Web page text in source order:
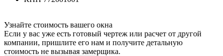
Узнайте стоимость вашего окна
Если у вас уже есть готовый чертеж или расчет от другой
компании, пришлите его нам и получите детальную
стоимость не вызывая замерщика.